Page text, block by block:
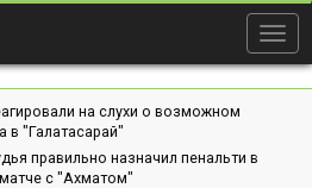
на слухи о возможном
в "Галатасарай"
правильно назначил пенальти в
с "Ахматом"